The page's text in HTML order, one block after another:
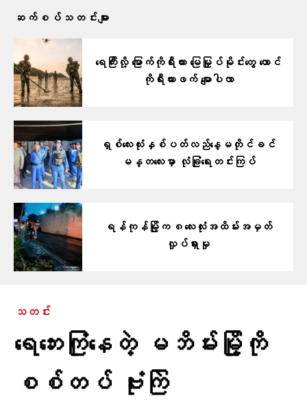
ဆက်စပ်သတင်းများ
ရေကြီးလို့ မြောက်ကိုရီးယား မြေမြှုပ်မိုင်းတွေ တောင်
ကိုရီးယားဖက် မျောပါလာ
ရှစ်လေးလုံးနှစ်ပတ်လည်နေ့မတိုင်ခင်
မန္တလေးမှာ လုံခြုံရေးတင်းကြပ်
ရန်ကုန်မြို့က ၈လေးလုံးအထိမ်းအမှတ်
လှုပ်ရှားမှု
သတင်း
ရေဘေးကြုံနေတဲ့ မဘိမ်းမြို့ကို
စစ်တပ် ဗုံးကြဲ